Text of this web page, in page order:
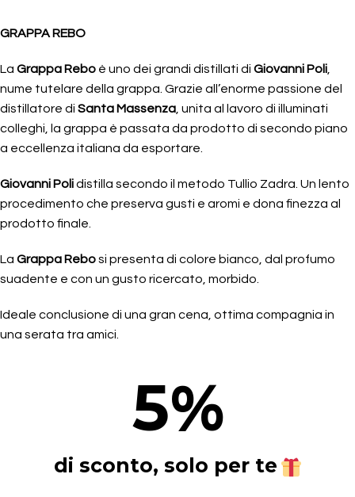
GRAPPA REBO
La Grappa Rebo è uno dei grandi distillati di Giovanni Poli
nume tutelare della grappa. Grazie all’enorme passione del
distillatore di Santa Massenza , unita al lavoro di illuminati
colleghi, la grappa è passata da prodotto di secondo piano
a eccellenza italiana da esportare.
Giovanni Polidistilla secondo il metodo Tullio Zadra. Un lento
procedimento che preserva gusti e aromi e dona finezza al
prodotto finale.
La Grappa Rebosi presenta di colore bianco, dal profumo
suadente e con un gusto ricercato, morbido.
Ideale conclusione di una gran cena, ottima compagnia in
una serata tra amici.
5%
di sconto, solo per te